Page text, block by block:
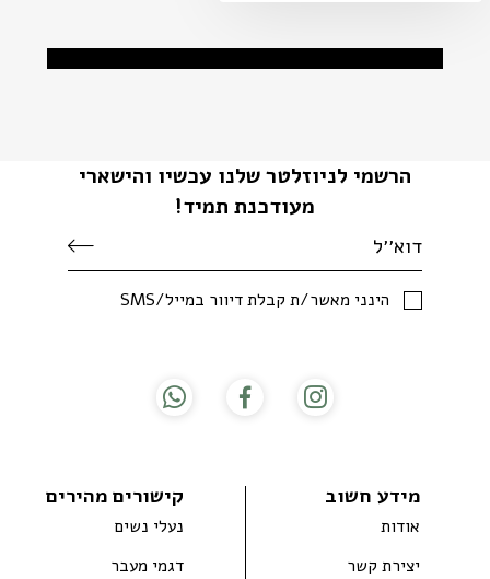
מידע חשוב
אודות
יצירת קשר
קישורים מהירים
נעלי נשים
דגמי מעבר
הרשמי לניוזלטר שלנו עכשיו והישארי
מעודכנת תמיד!
SMS/הינני מאשר/ת קבלת דיוור במייל